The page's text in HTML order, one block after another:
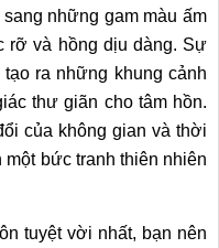
những gam màu ấm
rỡ và hồng dịu dàng. Sự
ra những khung cảnh
thư giãn cho tâm hồn.
của không gian và thời
bức tranh thiên nhiên
tuyệt vời nhất, bạn nên